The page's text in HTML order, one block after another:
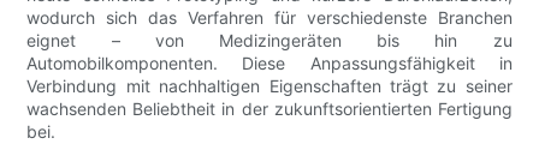
wodurch sich das Verfahren für verschiedenste Branchen
eignet – von Medizingeräten bis hin zu
Automobilkomponenten. Diese Anpassungsfähigkeit in
Verbindung mit nachhaltigen Eigenschaften trägt zu seiner
wachsenden Beliebtheit in der zukunftsorientierten Fertigung
bei.